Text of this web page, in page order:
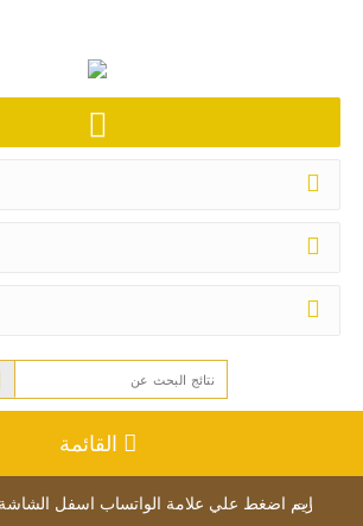
اضغط علي علامة الواتساب اسفل الشاشة